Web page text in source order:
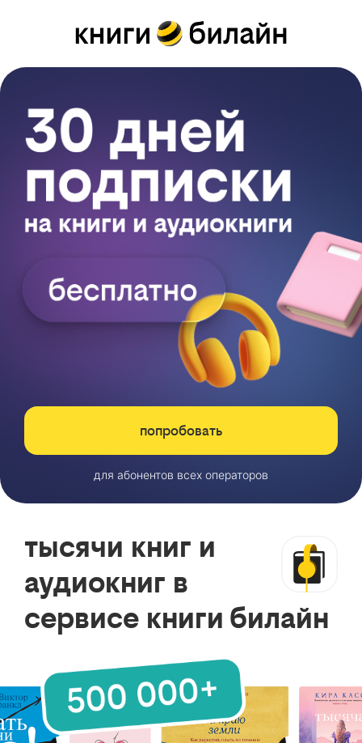
попробовать
для абонентов всех операторов
тысячи книг и
аудиокниг в
сервисе книги билайн